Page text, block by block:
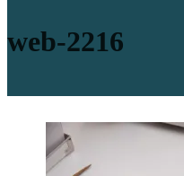
web-2216